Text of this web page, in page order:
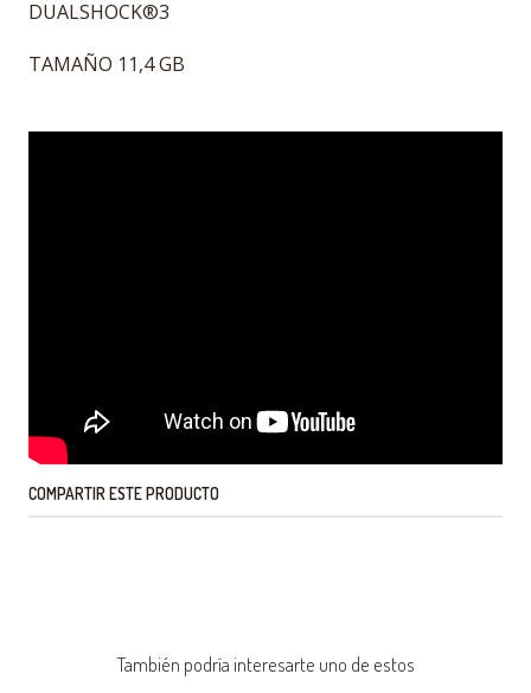
DUALSHOCK®3
TAMAÑO 11,4 GB
COMPARTIR ESTE PRODUCTO
También podría interesarte uno de estos